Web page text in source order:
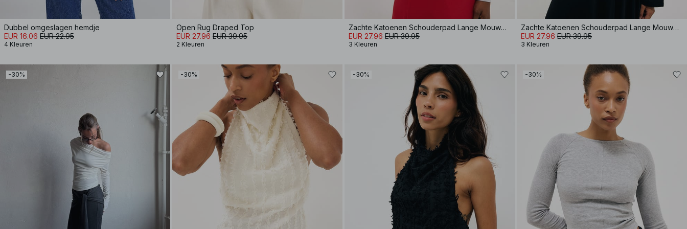
Dubbel omgeslagen hemdje
EUR 16.06 EUR 22.95
4 Kleuren
Open Rug Draped Top
EUR 27.96 EUR 39.95
2 Kleuren
Zachte Katoenen Schouderpad Lange Mouwen T-shirt
EUR 27.96 EUR 39.95
3 Kleuren
Zachte Katoenen Schouderpad Lange Mouwen T-shirt
EUR 27.96 EUR 39.95
3 Kleuren
-30% -30% -30% -30%